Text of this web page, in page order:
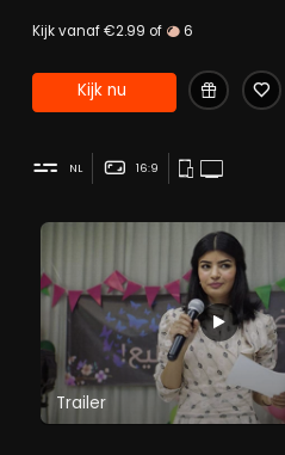
zetten in de strijd voor
Kijk vanaf €2.99 of 6
Kijk nu
NL 16:9
Trailer